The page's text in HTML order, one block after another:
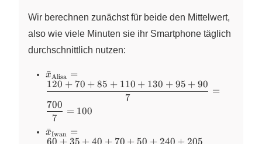
& \text{Mi}
& \text{Do}
& \text{Fr}
& \text{So}
\\ \hline
\text{Alisa}
& 120 & 70 &
85 & 110 &
130 & 95 &
Wir berechnen zunächst für beide den Mittelwert,
also wie viele Minuten sie ihr Smartphone täglich
durchschnittlich nutzen:
\bar{x}_{\text{Alisa}}
= \dfrac{120 + 70 + 85
+ 110 + 130 + 95 + 90}
{7} = \dfrac{700}{7} =
100
x
ˉAlisa =
7
120 + 70 + 85 + 110 + 130 + 95 + 90
=
7
700
= 100
\bar{x}_{\text{Iwan}}
x
ˉIwan =
60 + 35 + 40 + 70 + 50 + 240 + 205